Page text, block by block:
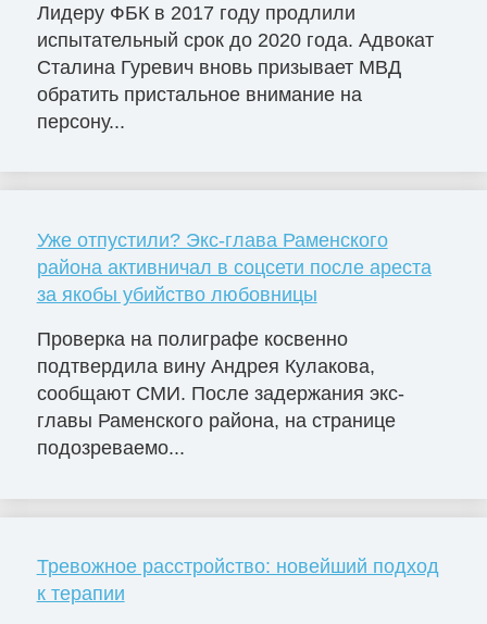
Лидеру ФБК в 2017 году продлили
испытательный срок до 2020 года. Адвокат
Сталина Гуревич вновь призывает МВД
обратить пристальное внимание на
персону...
Уже отпустили? Экс-глава Раменского
района активничал в соцсети после ареста
за якобы убийство любовницы
Проверка на полиграфе косвенно
подтвердила вину Андрея Кулакова,
сообщают СМИ. После задержания экс-
главы Раменского района, на странице
подозреваемо...
Тревожное расстройство: новейший подход
к терапии